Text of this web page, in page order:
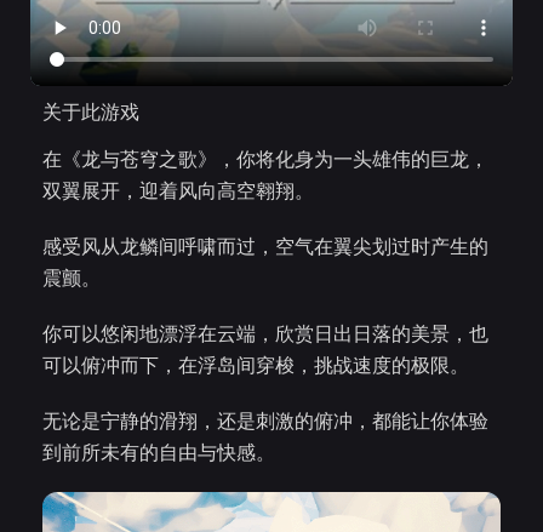
关于此游戏
在《龙与苍穹之歌》，你将化身为一头雄伟的巨龙，
双翼展开，迎着风向高空翱翔。
感受风从龙鳞间呼啸而过，空气在翼尖划过时产生的
震颤。
你可以悠闲地漂浮在云端，欣赏日出日落的美景，也
可以俯冲而下，在浮岛间穿梭，挑战速度的极限。
无论是宁静的滑翔，还是刺激的俯冲，都能让你体验
到前所未有的自由与快感。